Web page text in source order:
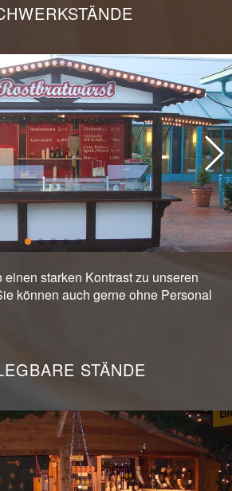
starken Kontrast zu unseren
können auch gerne ohne Personal
STÄNDE